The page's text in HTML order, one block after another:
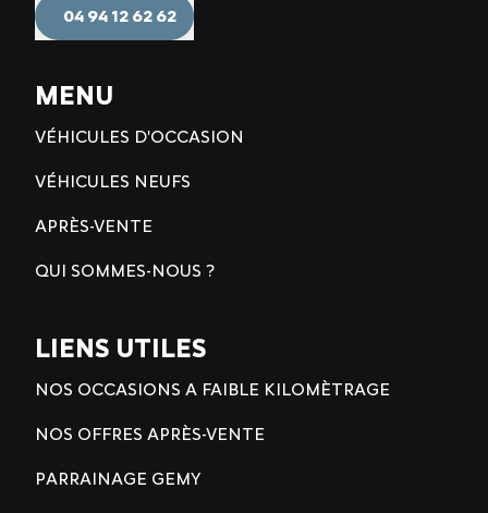
04 94 12 62 62
MENU
VÉHICULES D'OCCASION
VÉHICULES NEUFS
APRÈS-VENTE
QUI SOMMES-NOUS ?
LIENS UTILES
NOS OCCASIONS A FAIBLE KILOMÈTRAGE
NOS OFFRES APRÈS-VENTE
PARRAINAGE GEMY